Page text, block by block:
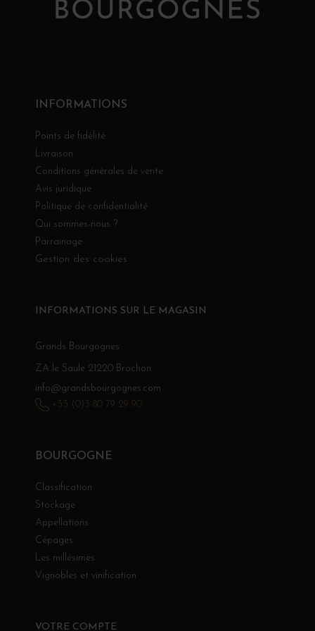
INFORMATIONS
Points de fidélité
Livraison
Conditions générales de vente
Avis juridique
Politique de confidentialité
Qui sommes-nous ?
Parrainage
Gestion des cookies
BOURGOGNE
Classification
Stockage
Appellations
Cépages
Les millésimes
Vignobles et vinification
VOTRE COMPTE
INFORMATIONS SUR LE MAGASIN
Grands Bourgognes
ZA le Saule 21220 Brochon
info@grandsbourgognes.com
+33 (0)3 80 79 29 90